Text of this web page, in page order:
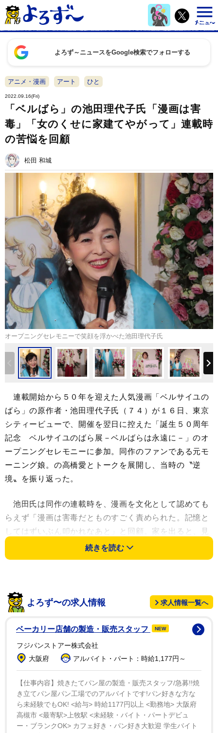
よろず～ニュースをGoogle検索でフォローする
アニメ・漫画 アート ひと
2022.09.16(Fri)
「ベルばら」の池田理代子氏「漫画は害
毒」「女のくせに家建てやがって」連載時
の苦悩を回顧
松田 和城
オープニングセレモニーで笑顔を浮かべた池田理代子氏
連載開始から５０年を迎えた人気漫画「ベルサイユの
ばら」の原作者・池田理代子氏（７４）が１６日、東京
シティービューで、開催を翌日に控えた「誕生５０周年
記念 ベルサイユのばら展－ベルばらは永遠に－」のオ
ープニングセレモニーに参加。同作のファンである元モ
ーニング娘。の高橋愛とトークを展開し、当時の〝逆
境〟を振り返った。
池田氏は同作の連載時を、漫画を文化として認めても
らえず「漫画は害毒だとものすごく責められた。記憶と
してはずいぶん叩かれなあと」と回顧。家を出ると、見
知らぬ男性から「女のくせに家なんか建てやがって」と
言われた経験もあった。〝逆境〟に立ち向かうべく、フ
関係なく勇気と人生を切り拓いていけるんだっていうの
を描きたかった」と明かした。
を見て、笑顔を浮かべた。オスカルのスリーサイズは、
自身と一緒だとぶっちゃけトークを展開。「読者の方か
ら教えてほしいといわれて。私のスリーサイズをそのま
まに・・・」と告白した。オスカルのモデルはフランス
革命において、国王軍から民衆側に寝返り指揮をとって
いた人物だといい、「祖父が職業軍人だったので資料を
続きを読む
よろず〜の求人情報 求人情報一覧へ
ベーカリー店舗の製造・販売スタッフ NEW
フジパンストアー株式会社
大阪府
アルバイト・パート：時給1,177円～
【仕事内容】焼きたてパン屋の製造・販売スタッフ/急募!!焼
き立てパン屋パン工場でのアルバイトです!パン好きな方な
ら未経験でもOK! <給与> 時給1177円以上 <勤務地> 大阪府
高槻市 <最寄駅>上牧駅 <未経験・バイト・パートデビュ
ー・ブランクOK> カフェ好き・パン好き大歓迎 学生バイト